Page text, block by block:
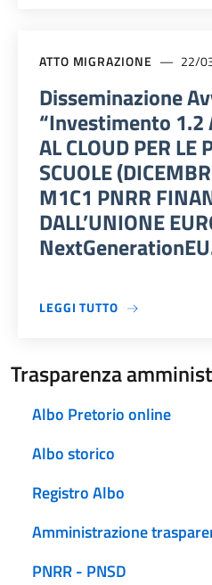
ATTO MIGRAZIONE 22/
Disseminazione
“Investimento 1.2
AL CLOUD PER LE
SCUOLE
M1C1 PNRR
DALL’UNIONE
LEGGI TUTTOA PROPOSITO
Trasparenza
Albo Pretorio online
Albo storico
Registro Albo
Amministrazione
PNRR - PNSD